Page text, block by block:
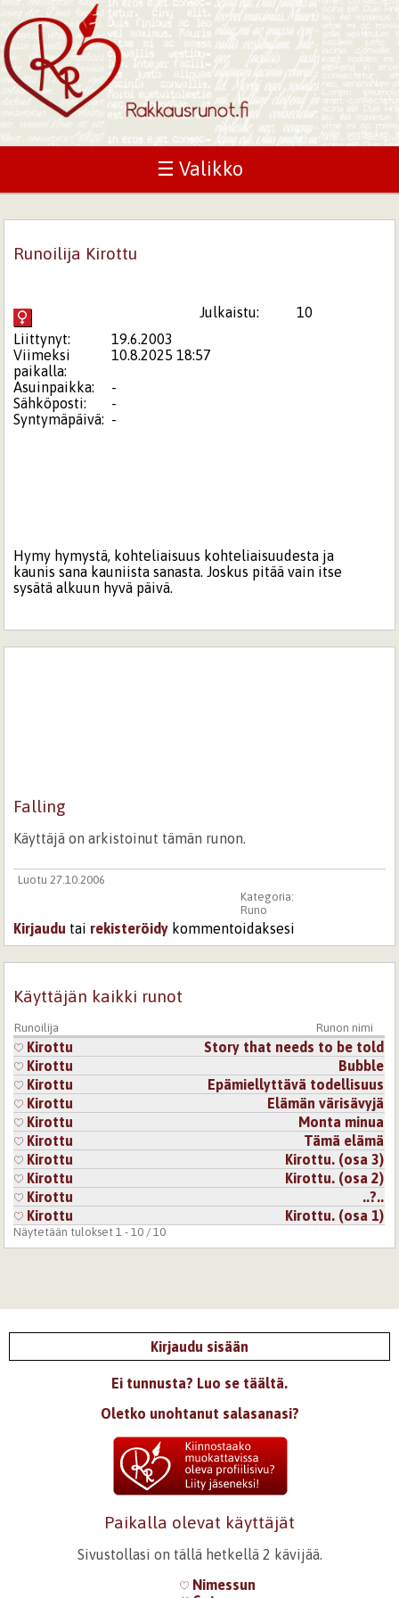
☰ Valikko
Runoilija Kirottu
Julkaistu:
10
Liittynyt:
19.6.2003
Viimeksi
paikalla:
10.8.2025 18:57
Asuinpaikka:
-
Sähköposti:
-
Syntymäpäivä: -
Hymy hymystä, kohteliaisuus kohteliaisuudesta ja
kaunis sana kauniista sanasta. Joskus pitää vain itse
sysätä alkuun hyvä päivä.
Falling
Käyttäjä on arkistoinut tämän runon.
Luotu 27.10.2006
Kategoria:
Runo
Kirjaudu tai rekisteröidy kommentoidaksesi
Käyttäjän kaikki runot
Runoilija Runon nimi
Kirottu
Story that needs to be told
Kirottu
Bubble
Kirottu
Epämiellyttävä todellisuus
Kirottu
Elämän värisävyjä
Kirottu
Monta minua
Kirottu
Tämä elämä
Kirottu
Kirottu. (osa 3)
Kirottu
Kirottu. (osa 2)
Kirottu
..?..
Kirottu
Kirottu. (osa 1)
Näytetään tulokset 1 - 10 / 10
Kirjaudu sisään
Ei tunnusta? Luo se täältä.
Oletko unohtanut salasanasi?
Paikalla olevat käyttäjät
Sivustollasi on tällä hetkellä 2 kävijää.
Nimessun